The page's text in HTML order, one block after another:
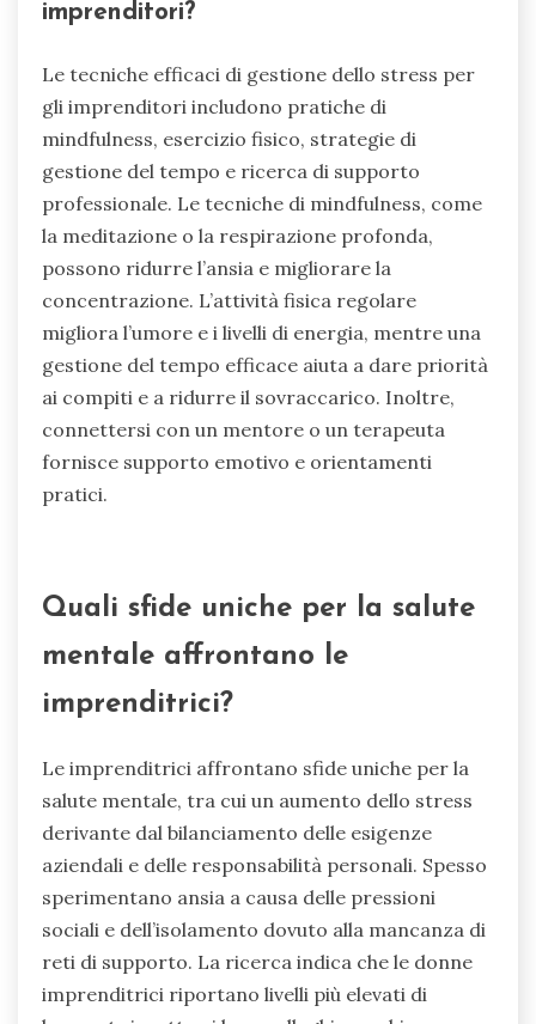
imprenditori?
Le tecniche efficaci di gestione dello stress per
gli imprenditori includono pratiche di
mindfulness, esercizio fisico, strategie di
gestione del tempo e ricerca di supporto
professionale. Le tecniche di mindfulness, come
la meditazione o la respirazione profonda,
possono ridurre l’ansia e migliorare la
concentrazione. L’attività fisica regolare
migliora l’umore e i livelli di energia, mentre una
gestione del tempo efficace aiuta a dare priorità
ai compiti e a ridurre il sovraccarico. Inoltre,
connettersi con un mentore o un terapeuta
fornisce supporto emotivo e orientamenti
pratici.
Quali sfide uniche per la salute
mentale affrontano le
imprenditrici?
Le imprenditrici affrontano sfide uniche per la
salute mentale, tra cui un aumento dello stress